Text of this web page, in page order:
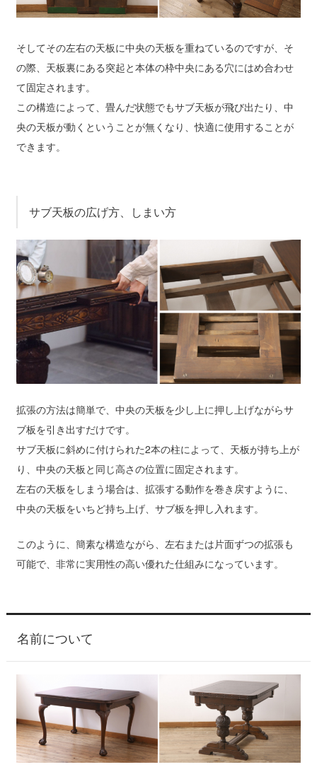
そしてその左右の天板に中央の天板を重ねているのですが、そ
の際、天板裏にある突起と本体の枠中央にある穴にはめ合わせ
て固定されます。
この構造によって、畳んだ状態でもサブ天板が飛び出たり、中
央の天板が動くということが無くなり、快適に使用することが
できます。
サブ天板の広げ方、しまい方
拡張の方法は簡単で、中央の天板を少し上に押し上げながらサ
ブ板を引き出すだけです。
サブ天板に斜めに付けられた2本の柱によって、天板が持ち上が
り、中央の天板と同じ高さの位置に固定されます。
左右の天板をしまう場合は、拡張する動作を巻き戻すように、
中央の天板をいちど持ち上げ、サブ板を押し入れます。
このように、簡素な構造ながら、左右または片面ずつの拡張も
可能で、非常に実用性の高い優れた仕組みになっています。
名前について